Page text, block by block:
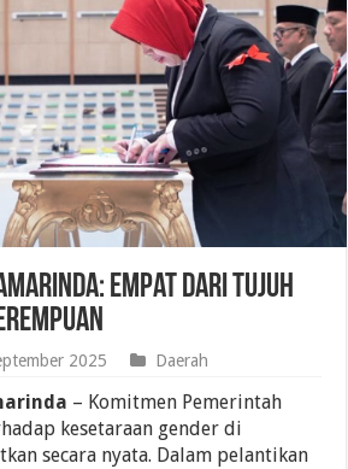
Empat dari Tujuh
2025 Daerah
– Komitmen Pemerintah
kesetaraan gender di
secara nyata. Dalam pelantikan